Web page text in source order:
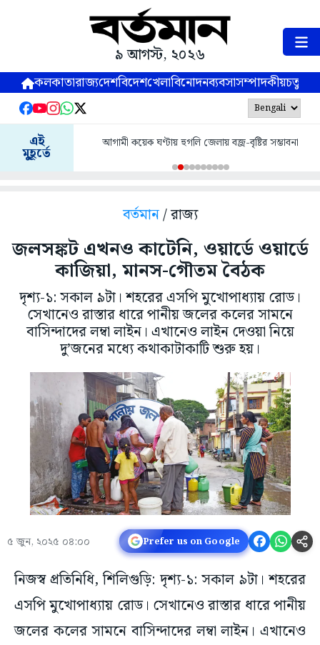
৯ আগস্ট, ২০২৬
কলকাতারাজ্যদেশবিদেশখেলাবিনোদনব্যবসাসম্পাদকীয়
এই
মুহূর্তে
আগামী কয়েক ঘণ্টায় হুগলি জেলায় বজ্র-বৃষ্টির সম্ভাবনা
বর্তমান/ রাজ্য
জলসঙ্কট এখনও কাটেনি, ওয়ার্ডে ওয়ার্ডে
কাজিয়া, মানস-গৌতম বৈঠক
দৃশ্য-১: সকাল ৯টা। শহরের এসপি মুখোপাধ্যায় রোড।
সেখানেও রাস্তার ধারে পানীয় জলের কলের সামনে
বাসিন্দাদের লম্বা লাইন। এখানেও লাইন দেওয়া নিয়ে
দু’জনের মধ্যে কথাকাটাকাটি শুরু হয়।
৫ জুন, ২০২৫ ০৪:০০ Prefer us on Google
নিজস্ব প্রতিনিধি, শিলিগুড়ি: দৃশ্য-১: সকাল ৯টা। শহরের
এসপি মুখোপাধ্যায় রোড। সেখানেও রাস্তার ধারে পানীয়
জলের কলের সামনে বাসিন্দাদের লম্বা লাইন। এখানেও